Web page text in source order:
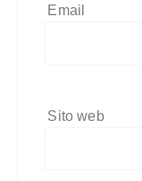
Email
Sito web